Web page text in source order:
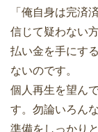
「俺自身は完済
信じて疑わない
払い金を手にす
ないのです。
個人再生を望ん
す。勿論いろん
準備をしっかり